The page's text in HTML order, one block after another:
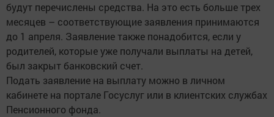
будут перечислены средства. На это есть больше трех
месяцев – соответствующие заявления принимаются
до 1 апреля. Заявление также понадобится, если у
родителей, которые уже получали выплаты на детей,
был закрыт банковский счет.
Подать заявление на выплату можно в личном
кабинете на портале Госуслуг или в клиентских службах
Пенсионного фонда.